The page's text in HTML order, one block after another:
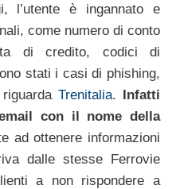
l’utente è ingannato e
come numero di conto
di credito, codici di
stati i casi di phishing,
Trenitalia. Infatti
con il nome della
ad ottenere informazioni
dalle stesse Ferrovie
a non rispondere a